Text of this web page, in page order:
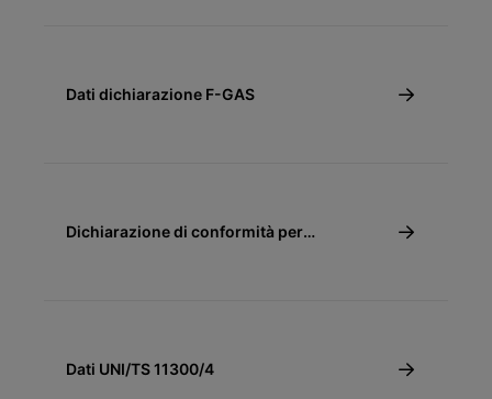
Dati dichiarazione F-GAS
Dichiarazione di conformità per
Dati UNI/TS 11300/4